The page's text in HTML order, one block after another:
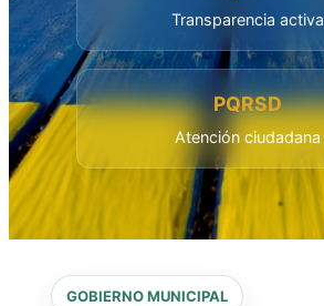
Transparencia activa
PQRSD
Atención ciudadana
GOBIERNO MUNICIPAL